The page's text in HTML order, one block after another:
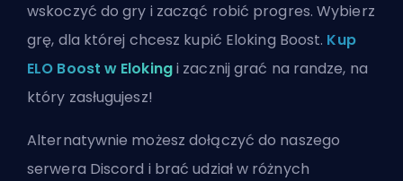
wskoczyć do gry i zacząć robić progres. Wybierz
grę, dla której chcesz kupić Eloking Boost. Kup
ELO Boost w Elokingi zacznij grać na randze, na
który zasługujesz!
Alternatywnie możeszdołączyć do naszego
serwera Discord i brać udział w różnych